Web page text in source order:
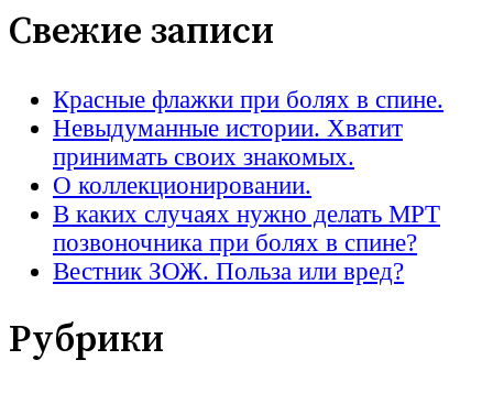
Свежие записи
Красные флажки при болях в спине.
Невыдуманные истории. Хватит
принимать своих знакомых.
О коллекционировании.
В каких случаях нужно делать МРТ
позвоночника при болях в спине?
Вестник ЗОЖ. Польза или вред?
Рубрики